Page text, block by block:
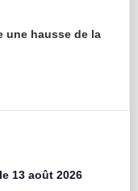
une hausse de la
13 août 2026